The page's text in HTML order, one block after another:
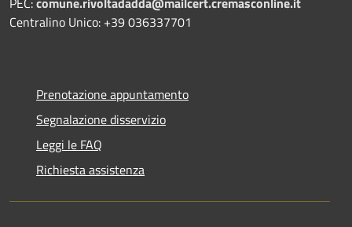
Centralino Unico: +39 036337701
Prenotazione appuntamento
Segnalazione disservizio
Leggi le FAQ
Richiesta assistenza